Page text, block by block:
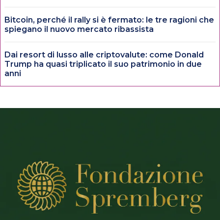
Bitcoin, perché il rally si è fermato: le tre ragioni che
spiegano il nuovo mercato ribassista
Dai resort di lusso alle criptovalute: come Donald
Trump ha quasi triplicato il suo patrimonio in due
anni